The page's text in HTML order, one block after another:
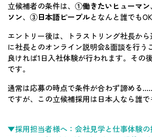
立候補者の条件は、 ①働きたいヒューマン、
ソン、 ③日本語ピープルとなんと誰でもOK
エントリー後は、トラストリング社長か
に社長とのオンライン説明会&面談を行う
良ければ1日入社体験が行われます。その
です。
通常は応募の時点で条件が合わず諦める
ですが、この立候補採用は日本人なら誰で
▼採用担当者様へ：会社見学と仕事体験